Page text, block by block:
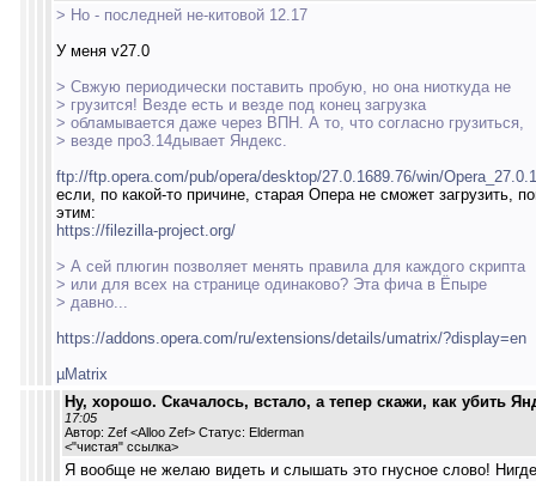
> Но - последней не-китовой 12.17
У меня v27.0
> Свжую периодически поставить пробую, но она ниоткуда не
> грузится! Везде есть и везде под конец загрузка
> обламывается даже через ВПН. А то, что согласно грузиться,
> везде про3.14дывает Яндекс.
ftp://ftp.opera.com/pub/opera/desktop/27.0.1689.76/win/
если, по какой-то причине, старая Опера не сможет загрузить,
этим:
https://filezilla-project.org/
> А сей плюгин позволяет менять правила для каждого скрипта
> или для всех на странице одинаково? Эта фича в Ёпыре
> давно...
https://addons.opera.com/ru/extensions/details/umatrix/?display=en
µMatrix
Ну, хорошо. Скачалось, встало, а тепер скажи, как убить
17:05
Автор: Zef <Alloo Zef> Статус: Elderman
<"чистая" ссылка>
Я вообще не желаю видеть и слышать это гнусное слово!